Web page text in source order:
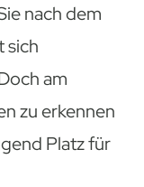
nach dem
sich
am
zu erkennen
Platz für